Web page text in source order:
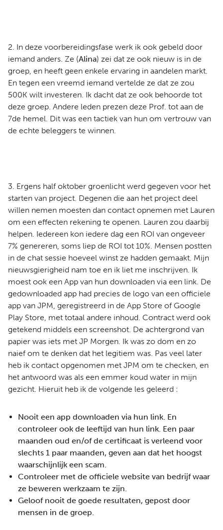
2. In deze voorbereidingsfase werk ik ook gebeld door
iemand anders. Ze (Alina) zei dat ze ook nieuw is in de
groep, en heeft geen enkele ervaring in aandelen markt.
En tegen een vreemd iemand vertelde ze dat ze zou
500K wilt investeren. Ik dacht dat ze ook behoorde tot
deze groep. Andere leden prezen deze Prof. tot aan de
7de hemel. Dit was een tactiek van hun om vertrouw van
de echte beleggers te winnen.
3. Ergens half oktober groenlicht werd gegeven voor het
starten van project. Degenen die aan het project deel
willen nemen moesten dan contact opnemen met Lauren
om een effecten rekening te openen. Lauren zou daarbij
helpen. Iedereen kon iedere dag een ROI van ongeveer
7% genereren, soms liep de ROI tot 10%. Mensen postten
in de chat sessie hoeveel winst ze hadden gemaakt. Mijn
nieuwsgierigheid nam toe en ik liet me inschrijven. Ik
moest ook een App van hun downloaden via een link. De
gedownloaded app had precies de logo van een officiele
app van JPM, geregistreerd in de App Store of Google
Play Store, met totaal andere inhoud. Contract werd ook
getekend middels een screenshot. De achtergrond van
papier was iets met JP Morgen. Ik was zo dom en zo
naief om te denken dat het legitiem was. Pas veel later
heb ik contact opgenomen met JPM om te checken, en
het antwoord was als een emmer koud water in mijn
gezicht. Hieruit heb ik de volgende les geleerd :
Nooit een app downloaden via hun link. En
controleer ook de leeftijd van hun link. Een paar
maanden oud en/of de certificaat is verleend voor
slechts 1 paar maanden, geven aan dat het hoogst
waarschijnlijk een scam.
Controleer met de officiele website van bedrijf waar
ze beweren werkzaam te zijn.
Geloof nooit de goede resultaten, gepost door
mensen in de groep.